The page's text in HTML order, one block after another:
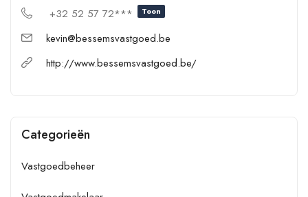
+32 52 57 72***
Toon
kevin@bessemsvastgoed.be
http://www.bessemsvastgoed.be/
Categorieën
Vastgoedbeheer